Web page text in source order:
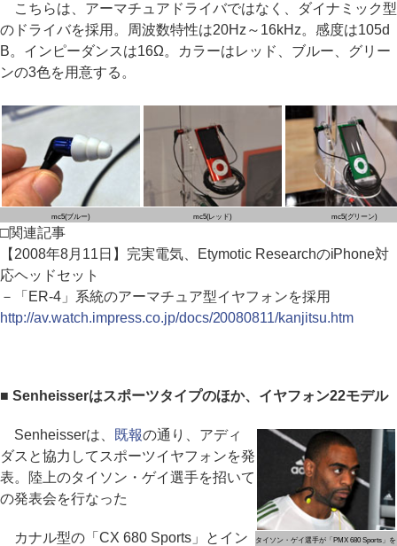
こちらは、アーマチュアドライバではなく、ダイナミック型
のドライバを採用。周波数特性は20Hz～16kHz。感度は105d
B。インピーダンスは16Ω。カラーはレッド、ブルー、グリー
ンの3色を用意する。
mc5(ブルー) mc5(レッド) mc5(グリーン)
□関連記事
【2008年8月11日】完実電気、Etymotic ResearchのiPhone対
応ヘッドセット
－「ER-4」系統のアーマチュア型イヤフォンを採用
http://av.watch.impress.co.jp/docs/20080811/kanjitsu.htm
■ Senheisserはスポーツタイプのほか、イヤフォン22モデル
タイソン・ゲイ選手が「PMX 680 Sports」を
Senheisserは、 既報の通り、アディ
ダスと協力してスポーツイヤフォンを発
表。陸上のタイソン・ゲイ選手を招いて
の発表会を行なった
カナル型の「CX 680 Sports」とイン